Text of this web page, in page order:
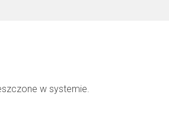
w systemie.